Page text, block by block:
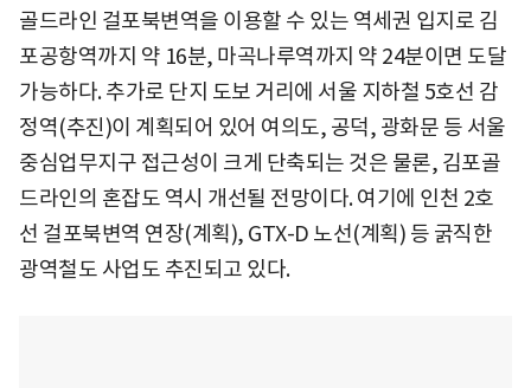
골드라인 걸포북변역을 이용할 수 있는 역세권 입지로 김
포공항역까지 약 16분, 마곡나루역까지 약 24분이면 도달
가능하다. 추가로 단지 도보 거리에 서울 지하철 5호선 감
정역(추진)이 계획되어 있어 여의도, 공덕, 광화문 등 서울
중심업무지구 접근성이 크게 단축되는 것은 물론, 김포골
드라인의 혼잡도 역시 개선될 전망이다. 여기에 인천 2호
선 걸포북변역 연장(계획), GTX-D 노선(계획) 등 굵직한
광역철도 사업도 추진되고 있다.